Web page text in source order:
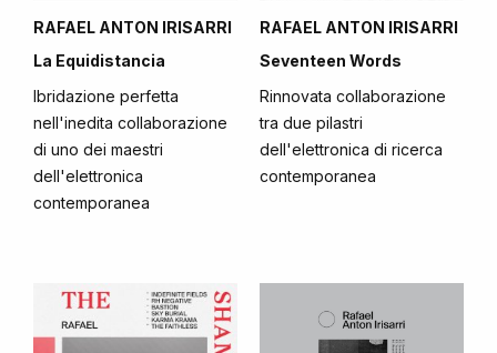
RAFAEL ANTON IRISARRI
La Equidistancia
Ibridazione perfetta
nell'inedita collaborazione
di uno dei maestri
dell'elettronica
contemporanea
RAFAEL ANTON IRISARRI
Seventeen Words
Rinnovata collaborazione
tra due pilastri
dell'elettronica di ricerca
contemporanea